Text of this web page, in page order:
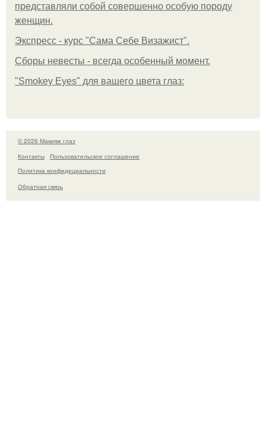
представляли собой совершенно особую породу
женщин.
Экспресс - курс "Сама Себе Визажист".
Сборы невесты - всегда особенный момент.
"Smokey Eyes" для вашего цвета глаз:
© 2026 Макияж глаз
Контакты
Пользовательское соглашение
Политика конфидециальности
Обратная связь